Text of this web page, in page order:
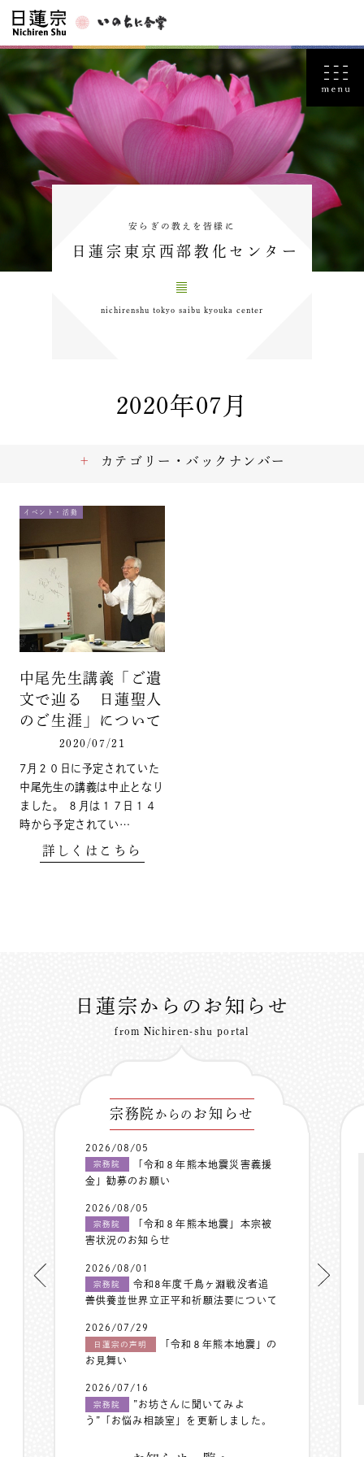
安らぎの教えを皆様に
日蓮宗東京西部教化センター
nichirenshu tokyo saibu kyouka center
2020年07月
イベント・活動
中尾先生講義「ご遺
文で辿る 日蓮聖人
のご生涯」について
2020/07/21
7月２０日に予定されていた
中尾先生の講義は中止となり
ました。 ８月は１７日１４
時から予定されてい…
詳しくはこちら
カテゴリー・バックナンバー
日蓮宗からのお知らせ
from Nichiren-shu portal
宗務院 からの お知らせ
2026/08/05
宗務院
「令和８年熊本地震災害義援
金」勧募のお願い
2026/08/05
宗務院
「令和８年熊本地震」本宗被
害状況のお知らせ
2026/08/01
宗務院
令和8年度千鳥ヶ淵戦没者追
善供養並世界立正平和祈願法要について
2026/07/29
日蓮宗の声明
「令和８年熊本地震」の
お見舞い
2026/07/16
宗務院
”お坊さんに聞いてみよ
う”「お悩み相談室」を更新しました。